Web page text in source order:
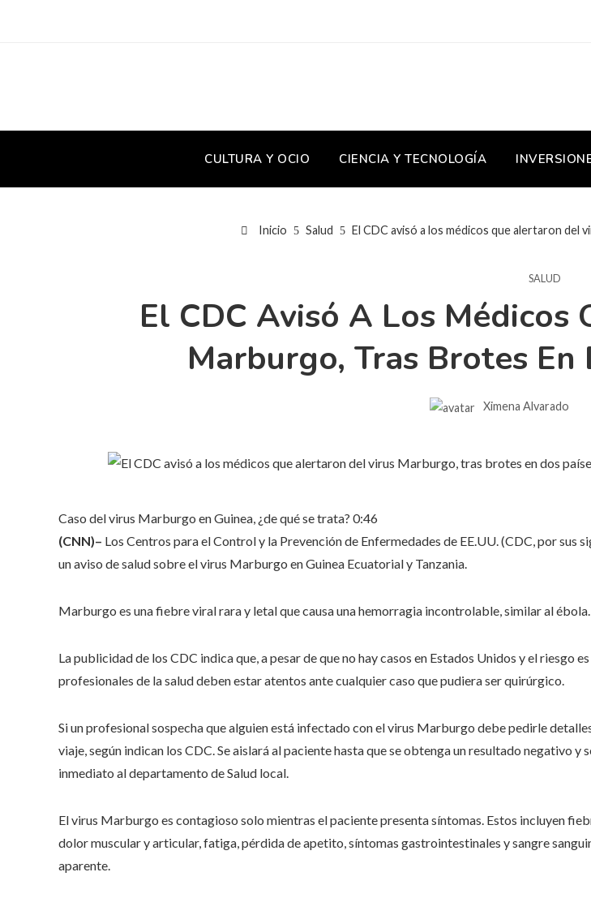
CULTURA Y OCIO CIENCIA Y TECNOLOGÍA
Inicio Salud El CDC avisó a los médicos que alertaron
SALUD
El CDC Avisó A Los
Marburgo, Tras Brotes En
Ximena Alvarado
Caso del virus Marburgo en Guinea, ¿de qué se trata? 0:46
(CNN)– Los Centros para el Control y la Prevención de Enfermedades de EE.UU. (CDC, por sus
un aviso de salud sobre el virus Marburgo en Guinea Ecuatorial y Tanzania.
Marburgo es una fiebre viral rara y letal que causa una hemorragia incontrolable, similar al ébola.
La publicidad de los CDC indica que, a pesar de que no hay casos en Estados Unidos y el riesgo
profesionales de la salud deben estar atentos ante cualquier caso que pudiera ser quirúrgico.
Si un profesional sospecha que alguien está infectado con el virus Marburgo debe pedirle
viaje, según indican los CDC. Se aislará al paciente hasta que se obtenga un resultado negativo y
inmediato al departamento de Salud local.
El virus Marburgo es contagioso solo mientras el paciente presenta síntomas. Estos incluyen
dolor muscular y articular, fatiga, pérdida de apetito, síntomas gastrointestinales y sangre
aparente.